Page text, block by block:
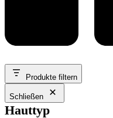
Produkte filtern
Schließen
Hauttyp